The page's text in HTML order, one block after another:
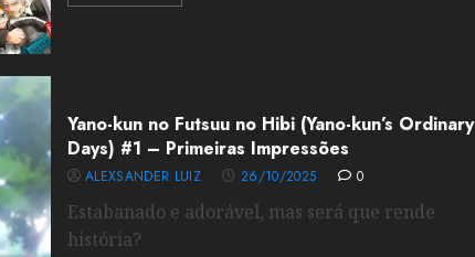
Yano-kun no Futsuu no Hibi (Yano-kun’s Ordinary
Days) #1 – Primeiras Impressões
ALEXSANDER LUIZ 26/10/2025 0
Estabanado e adorável, mas será que rende
história?